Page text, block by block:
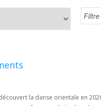
la danse orientale en